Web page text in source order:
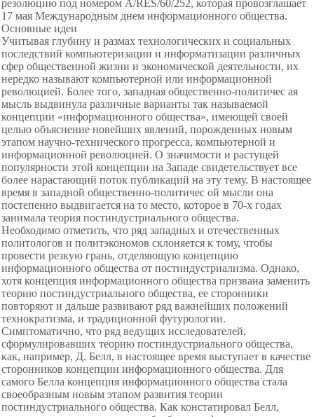
резолюцию под номером A/RES/60/252, которая провозглашает
17 мая Международным днем информационного общества.
Основные идеи
Учитывая глубину и размах технологических и социальных
последствий компьютеризации и информатизации различных
сфер общественной жизни и экономической деятельности, их
нередко называют компьютерной или информационной
революцией. Более того, западная общественно-политичес ая
мысль выдвинула различные варианты так называемой
концепции «информационного общества», имеющей своей
целью объяснение новейших явлений, порожденных новым
этапом научно-технического прогресса, компьютерной и
информационной революцией. О значимости и растущей
популярности этой концепции на Западе свидетельствует все
более нарастающий поток публикаций на эту тему. В настоящее
время в западной общественно-политичес ой мысли она
постепенно выдвигается на то место, которое в 70-х годах
занимала теория постиндустриального общества.
Необходимо отметить, что ряд западных и отечественных
политологов и политэкономов склоняется к тому, чтобы
провести резкую грань, отделяющую концепцию
информационного общества от постиндустриализма. Однако,
хотя концепция информационного общества призвана заменить
теорию постиндустриального общества, ее сторонники
повторяют и дальше развивают ряд важнейших положений
технократизма, и традиционной футурологии.
Симптоматично, что ряд ведущих исследователей,
сформулировавших теорию постиндустриального общества,
как, например, Д. Белл, в настоящее время выступает в качестве
сторонников концепции информационного общества. Для
самого Белла концепция информационного общества стала
своеобразным новым этапом развития теории
постиндустриального общества. Как констатировал Белл,